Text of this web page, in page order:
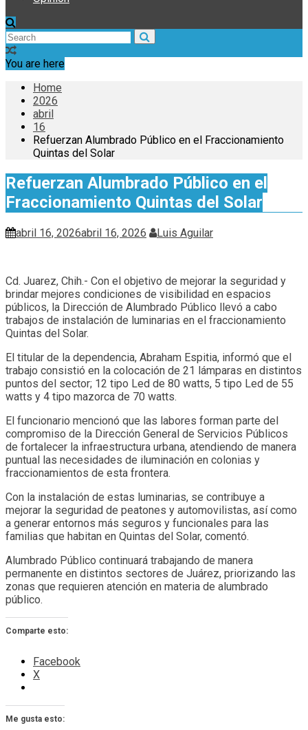
You are here
Home
2026
abril
16
Refuerzan Alumbrado Público en el Fraccionamiento
Quintas del Solar
Refuerzan Alumbrado Público en el
Fraccionamiento Quintas del Solar
abril 16, 2026abril 16, 2026 Luis Aguilar
Cd. Juarez, Chih.- Con el objetivo de mejorar la seguridad y
brindar mejores condiciones de visibilidad en espacios
públicos, la Dirección de Alumbrado Público llevó a cabo
trabajos de instalación de luminarias en el fraccionamiento
Quintas del Solar.
El titular de la dependencia, Abraham Espitia, informó que el
trabajo consistió en la colocación de 21 lámparas en distintos
puntos del sector; 12 tipo Led de 80 watts, 5 tipo Led de 55
watts y 4 tipo mazorca de 70 watts.
El funcionario mencionó que las labores forman parte del
compromiso de la Dirección General de Servicios Públicos
de fortalecer la infraestructura urbana, atendiendo de manera
puntual las necesidades de iluminación en colonias y
fraccionamientos de esta frontera.
Con la instalación de estas luminarias, se contribuye a
mejorar la seguridad de peatones y automovilistas, así como
a generar entornos más seguros y funcionales para las
familias que habitan en Quintas del Solar, comentó.
Alumbrado Público continuará trabajando de manera
permanente en distintos sectores de Juárez, priorizando las
zonas que requieren atención en materia de alumbrado
público.
Comparte esto:
Facebook
X
Me gusta esto: